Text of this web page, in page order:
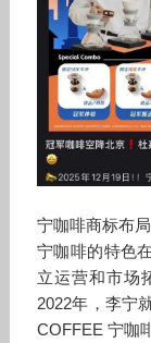
宁咖啡商标布局
宁咖啡的特色
立运营和市场
2022年，李宁
COFFEE 宁咖